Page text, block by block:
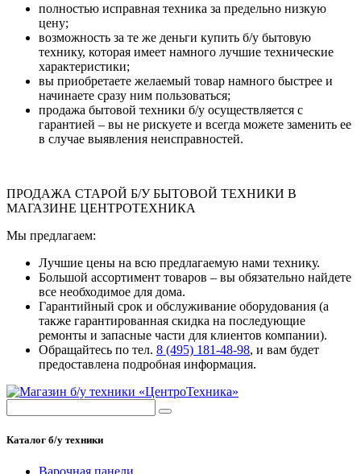
полностью исправная техника за предельно низкую
цену;
возможность за те же деньги купить б/у бытовую
технику, которая имеет намного лучшие технические
характеристики;
вы приобретаете желаемый товар намного быстрее и
начинаете сразу ним пользоваться;
продажа бытовой техники б/у осуществляется с
гарантией – вы не рискуете и всегда можете заменить ее
в случае выявления неисправностей.
ПРОДАЖА СТАРОЙ Б/У БЫТОВОЙ ТЕХНИКИ В
МАГАЗИНЕ ЦЕНТРОТЕХНИКА
Мы предлагаем:
Лучшие цены на всю предлагаемую нами технику.
Большой ассортимент товаров – вы обязательно найдете
все необходимое для дома.
Гарантийный срок и обслуживание оборудования (а
также гарантированная скидка на последующие
ремонты и запасные части для клиентов компании).
Обращайтесь по тел. 8 (495) 181-48-98, и вам будет
предоставлена подробная информация.
Каталог б/у техники
Варочная панели